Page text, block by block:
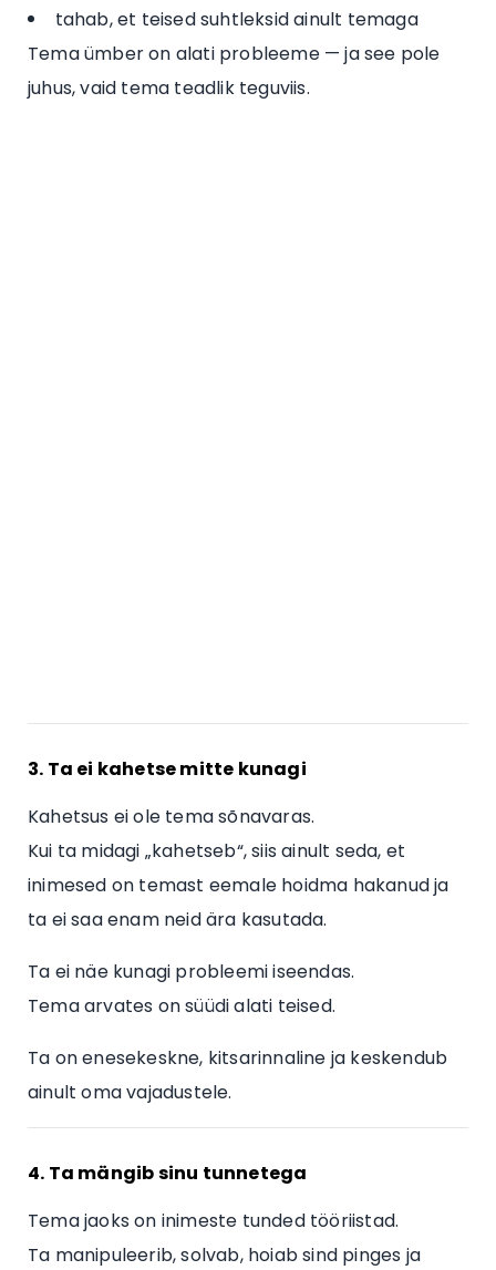
tahab, et teised suhtleksid ainult temaga
Tema ümber on alati probleeme — ja see pole
juhus, vaid tema teadlik teguviis.
3. Ta ei kahetse mitte kunagi
Kahetsus ei ole tema sõnavaras.
Kui ta midagi „kahetseb“, siis ainult seda, et
inimesed on temast eemale hoidma hakanud ja
ta ei saa enam neid ära kasutada.
Ta ei näe kunagi probleemi iseendas.
Tema arvates on süüdi alati teised.
Ta on enesekeskne, kitsarinnaline ja keskendub
ainult oma vajadustele.
4. Ta mängib sinu tunnetega
Tema jaoks on inimeste tunded tööriistad.
Ta manipuleerib, solvab, hoiab sind pinges ja